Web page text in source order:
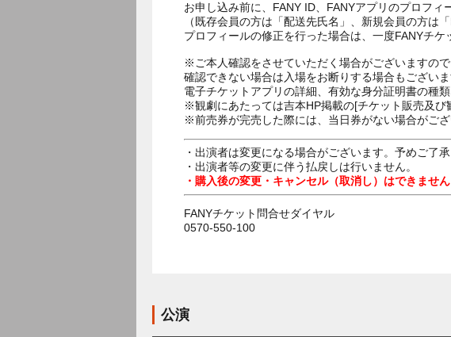
お申し込み前に、FANY ID、FANYアプリのプロフ
（既存会員の方は「配送先氏名」、新規会員の方は
プロフィールの修正を行った場合は、一度FANYチ
※ご本人確認をさせていただく場合がございますの
確認できない場合は入場をお断りする場合もござい
電子チケットアプリの詳細、有効な身分証明書の種
※観劇にあたっては吉本HP掲載の[チケット販売及び
※前売券が完売した際には、当日券がない場合がござ
・出演者は変更になる場合がございます。予めご了承
・出演者等の変更に伴う払戻しは行いません。
・購入後の変更・キャンセル（取消し）はできません
FANYチケット問合せダイヤル
0570-550-100
公演